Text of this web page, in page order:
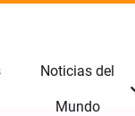
Noticias del
Mundo